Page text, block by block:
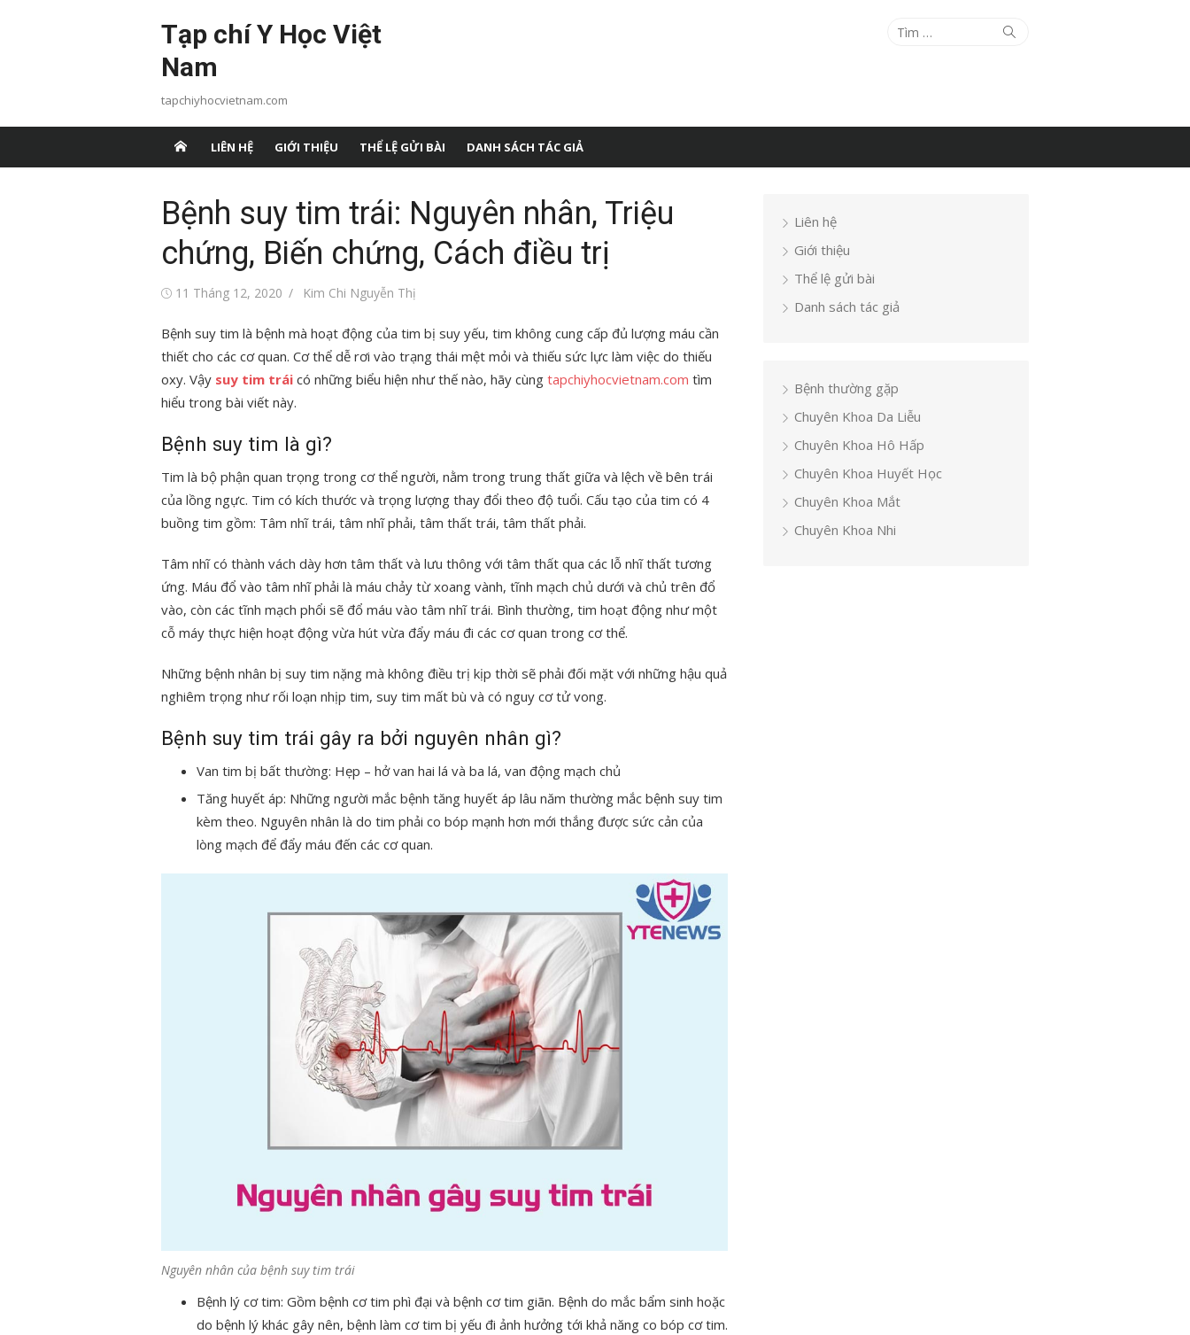
Tạp chí Y Học Việt
Nam
tapchiyhocvietnam.com
Tìm
Tìm
LIÊN HỆ GIỚI THIỆU THỂ LỆ GỬI BÀI DANH SÁCH TÁC GIẢ
Bệnh suy tim trái: Nguyên nhân, Triệu
chứng, Biến chứng, Cách điều trị
Đăng11 Tháng 12, 2020
Tác
Kim Chi Nguyễn Thị
Bệnh suy tim là bệnh mà hoạt động của tim bị suy yếu, tim không cung cấp đủ lượng máu cần
thiết cho các cơ quan. Cơ thể dễ rơi vào trạng thái mệt mỏi và thiếu sức lực làm việc do thiếu
oxy. Vậy suy tim trái có những biểu hiện như thế nào, hãy cùng tapchiyhocvietnam.com tìm
hiểu trong bài viết này.
Bệnh suy tim là gì?
Tim là bộ phận quan trọng trong cơ thể người, nằm trong trung thất giữa và lệch về bên trái
của lồng ngực. Tim có kích thước và trọng lượng thay đổi theo độ tuổi. Cấu tạo của tim có 4
buồng tim gồm: Tâm nhĩ trái, tâm nhĩ phải, tâm thất trái, tâm thất phải.
Tâm nhĩ có thành vách dày hơn tâm thất và lưu thông với tâm thất qua các lỗ nhĩ thất tương
ứng. Máu đổ vào tâm nhĩ phải là máu chảy từ xoang vành, tĩnh mạch chủ dưới và chủ trên đổ
vào, còn các tĩnh mạch phổi sẽ đổ máu vào tâm nhĩ trái. Bình thường, tim hoạt động như một
cỗ máy thực hiện hoạt động vừa hút vừa đẩy máu đi các cơ quan trong cơ thể.
Những bệnh nhân bị suy tim nặng mà không điều trị kịp thời sẽ phải đối mặt với những hậu quả
nghiêm trọng như rối loạn nhịp tim, suy tim mất bù và có nguy cơ tử vong.
Bệnh suy tim trái gây ra bởi nguyên nhân gì?
Van tim bị bất thường: Hẹp – hở van hai lá và ba lá, van động mạch chủ
Tăng huyết áp: Những người mắc bệnh tăng huyết áp lâu năm thường mắc bệnh suy tim
kèm theo. Nguyên nhân là do tim phải co bóp mạnh hơn mới thắng được sức cản của
lòng mạch để đẩy máu đến các cơ quan.
Nguyên nhân của bệnh suy tim trái
Bệnh lý cơ tim: Gồm bệnh cơ tim phì đại và bệnh cơ tim giãn. Bệnh do mắc bẩm sinh hoặc
do bệnh lý khác gây nên, bệnh làm cơ tim bị yếu đi ảnh hưởng tới khả năng co bóp cơ tim.
Liên hệ
Giới thiệu
Thể lệ gửi bài
Danh sách tác giả
Bệnh thường gặp
Chuyên Khoa Da Liễu
Chuyên Khoa Hô Hấp
Chuyên Khoa Huyết Học
Chuyên Khoa Mắt
Chuyên Khoa Nhi